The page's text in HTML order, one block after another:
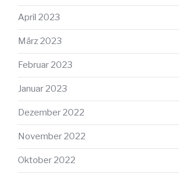
April 2023
März 2023
Februar 2023
Januar 2023
Dezember 2022
November 2022
Oktober 2022